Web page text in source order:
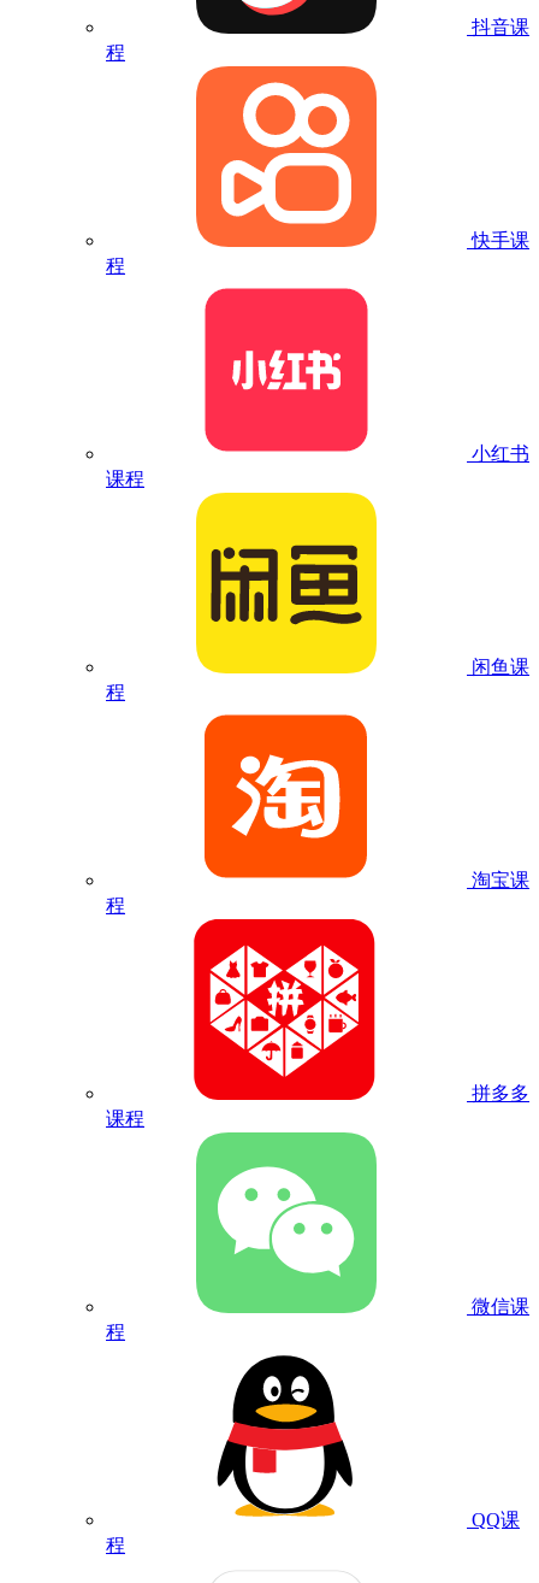
抖音课
程
快手课
程
小红书
课程
闲鱼课
程
淘宝课
程
拼多多
课程
微信课
程
QQ课
程